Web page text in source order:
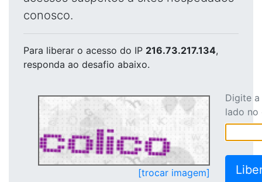
conosco.
Para liberar o acesso do IP 216.73.217.134,
responda ao desafio abaixo.
[trocar imagem]
Digite
lado no